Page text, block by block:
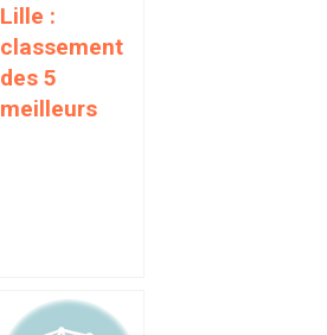
Lille :
classement
des 5
meilleurs